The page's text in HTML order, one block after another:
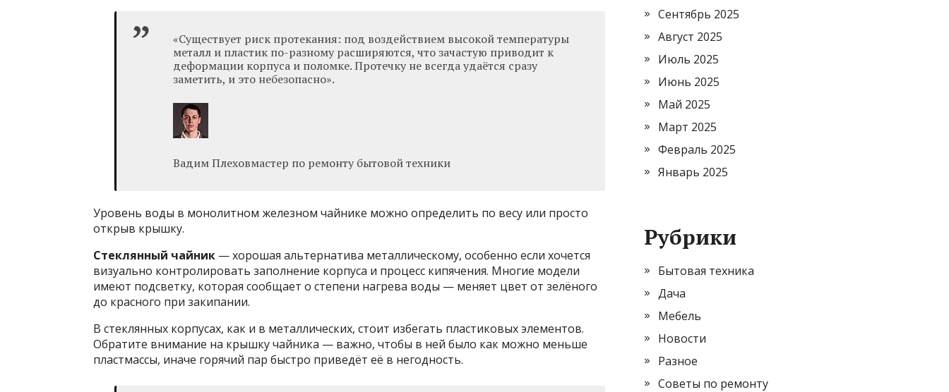
«Существует риск протекания: под воздействием высокой температуры
металл и пластик по-разному расширяются, что зачастую приводит к
деформации корпуса и поломке. Протечку не всегда удаётся сразу
заметить, и это небезопасно».
Вадим Плеховмастер по ремонту бытовой техники
Уровень воды в монолитном железном чайнике можно определить по весу или просто
открыв крышку.
Стеклянный чайник — хорошая альтернатива металлическому, особенно если хочется
визуально контролировать заполнение корпуса и процесс кипячения. Многие модели
имеют подсветку, которая сообщает о степени нагрева воды — меняет цвет от зелёного
до красного при закипании.
В стеклянных корпусах, как и в металлических, стоит избегать пластиковых элементов.
Обратите внимание на крышку чайника — важно, чтобы в ней было как можно меньше
пластмассы, иначе горячий пар быстро приведёт её в негодность.
Сентябрь 2025
Август 2025
Июль 2025
Июнь 2025
Май 2025
Март 2025
Февраль 2025
Январь 2025
Рубрики
Бытовая техника
Дача
Мебель
Новости
Разное
Советы по ремонту